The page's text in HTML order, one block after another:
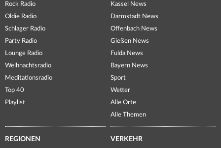
Rock Radio
Oldie Radio
Schlager Radio
Party Radio
Lounge Radio
Weihnachtsradio
Meditationsradio
Top 40
Playlist
Kassel News
Darmstadt News
Offenbach News
Gießen News
Fulda News
Bayern News
Sport
Wetter
Alle Orte
Alle Themen
REGIONEN VERKEHR